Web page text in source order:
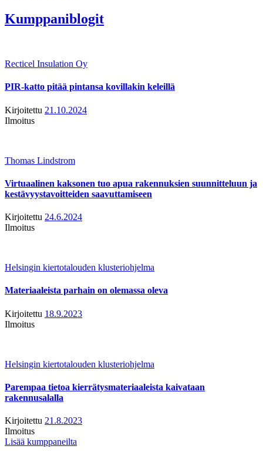
Kumppaniblogit
Recticel Insulation Oy
PIR-katto pitää pintansa kovillakin keleillä
Kirjoitettu 21.10.2024
Ilmoitus
Thomas Lindstrom
Virtuaalinen kaksonen tuo apua rakennuksien suunnitteluun ja
kestävyystavoitteiden saavuttamiseen
Kirjoitettu 24.6.2024
Ilmoitus
Helsingin kiertotalouden klusteriohjelma
Materiaaleista parhain on olemassa oleva
Kirjoitettu 18.9.2023
Ilmoitus
Helsingin kiertotalouden klusteriohjelma
Parempaa tietoa kierrätysmateriaaleista kaivataan
rakennusalalla
Kirjoitettu 21.8.2023
Ilmoitus
Lisää kumppaneilta